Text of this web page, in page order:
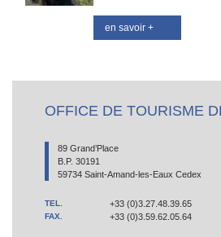
en savoir +
OFFICE DE TOURISME
89 Grand’Place
B.P. 30191
59734 Saint-Amand-les-Eaux Cedex
TEL. +33 (0)3.27.48.39.65
FAX. +33 (0)3.59.62.05.64